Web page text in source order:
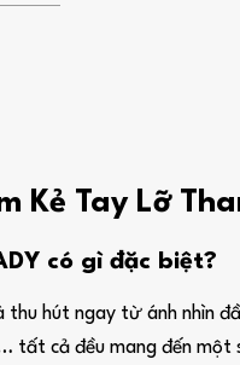
Kẻ Tay Lỡ
có gì đặc biệt?
hút ngay từ ánh nhìn
cả đều mang đến một